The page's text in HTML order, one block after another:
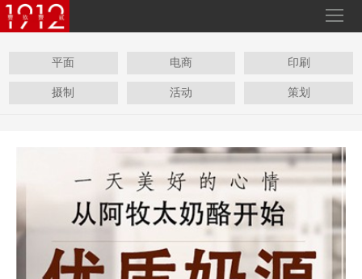
平面 电商 印刷
摄制 活动 策划